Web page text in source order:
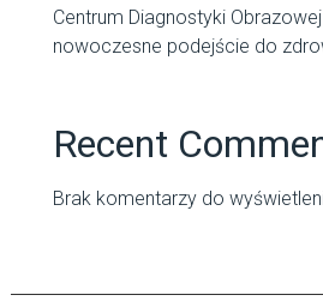
Centrum Diagnostyki
nowoczesne podejście do
Recent
Brak komentarzy do